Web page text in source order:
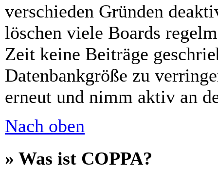
verschieden Gründen
löschen viele Boards
Zeit keine Beiträge
Datenbankgröße zu
erneut und nimm aktiv an
Nach oben
» Was ist COPPA?